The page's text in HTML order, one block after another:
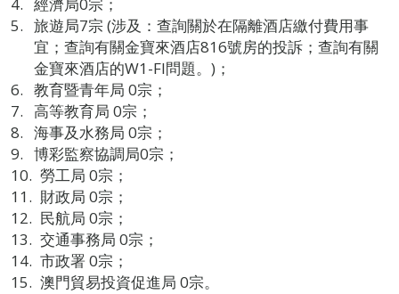
經濟局0宗；
旅遊局7宗 (涉及：查詢關於在隔離酒店繳付費用事
宜；查詢有關金寶來酒店816號房的投訴；查詢有關
金寶來酒店的W1-FI問題。)；
教育暨青年局 0宗；
高等教育局 0宗；
海事及水務局 0宗；
博彩監察協調局0宗；
勞工局 0宗；
財政局 0宗；
民航局 0宗；
交通事務局 0宗；
市政署 0宗；
澳門貿易投資促進局 0宗。